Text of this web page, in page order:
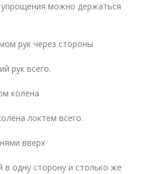
можно держаться
рук через стороны
рук всего.
колена
локтем всего.
вверх
одну сторону и столько же